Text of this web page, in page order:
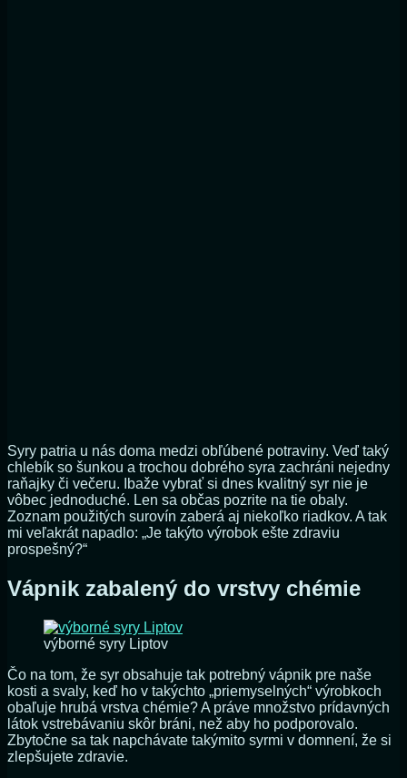
Syry patria u nás doma medzi obľúbené potraviny. Veď taký
chlebík so šunkou a trochou dobrého syra zachráni nejedny
raňajky či večeru. Ibaže vybrať si dnes kvalitný syr nie je
vôbec jednoduché. Len sa občas pozrite na tie obaly.
Zoznam použitých surovín zaberá aj niekoľko riadkov. A tak
mi veľakrát napadlo: „Je takýto výrobok ešte zdraviu
prospešný?“
Vápnik zabalený do vrstvy chémie
výborné syry Liptov
Čo na tom, že syr obsahuje tak potrebný vápnik pre naše
kosti a svaly, keď ho v takýchto „priemyselných“ výrobkoch
obaľuje hrubá vrstva chémie? A práve množstvo prídavných
látok vstrebávaniu skôr bráni, než aby ho podporovalo.
Zbytočne sa tak napchávate takýmito syrmi v domnení, že si
zlepšujete zdravie.